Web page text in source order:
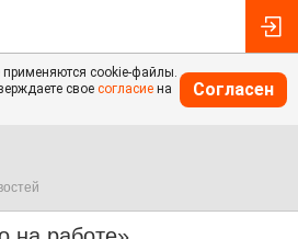
cookie-файлы.
свое согласие на
Согласен